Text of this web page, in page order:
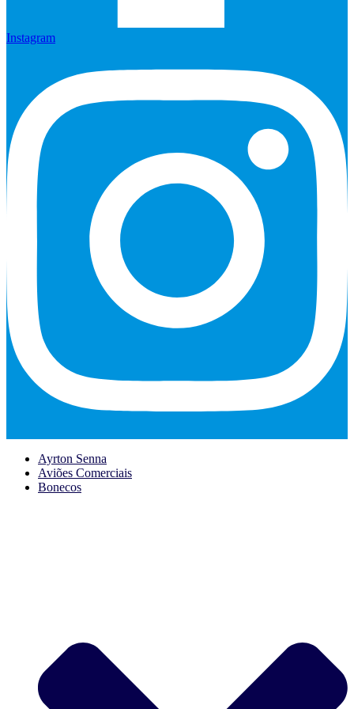
Instagram
Ayrton Senna
Aviões Comerciais
Bonecos